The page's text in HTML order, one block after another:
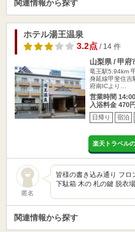
関連情報から探す
ホテル湯王温泉
3.2点/ 14 件
山梨県 / 甲府
竜王駅5.94km
身延線甲斐住吉
府南ICより…
営業時間
入浴料金 470
日帰り 宿泊
楽天トラベル
匿名
皆様の書き込み通り フロ
下駄箱 木の 札の鍵 脱衣
関連情報から探す